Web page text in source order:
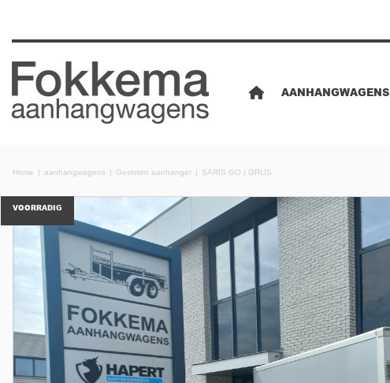
AANHANGWAGENS
Home aanhangwagens Gesloten aanhanger SARIS GO | GRIJS
VOORRADIG